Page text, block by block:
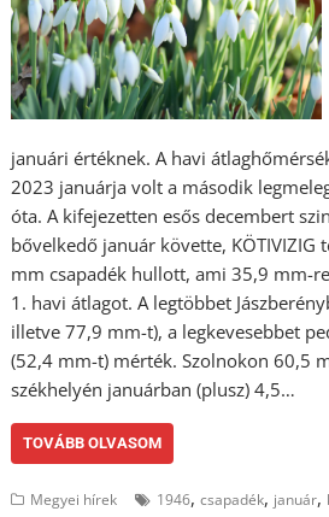
januári értéknek. A havi
2023 januárja volt a második
óta. A kifejezetten esős decembert
bővelkedő január követte, KÖTIVIZIG
mm csapadék hullott, ami 35,9 mm-
1. havi átlagot. A legtöbbet
illetve 77,9 mm-t), a legkevesebbet
(52,4 mm-t) mérték. Szolnokon 60,5
székhelyén januárban (plusz) 4,5…
TOVÁBB OLVASOM
Megyei hírek 1946,csapadék, január,